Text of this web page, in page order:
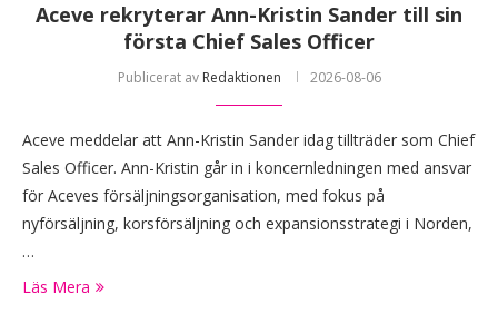
Aceve rekryterar Ann-Kristin Sander till sin
första Chief Sales Officer
Publicerat av Redaktionen 2026-08-06
Aceve meddelar att Ann-Kristin Sander idag tillträder som Chief
Sales Officer. Ann-Kristin går in i koncernledningen med ansvar
för Aceves försäljningsorganisation, med fokus på
nyförsäljning, korsförsäljning och expansionsstrategi i Norden,
…
Läs Mera